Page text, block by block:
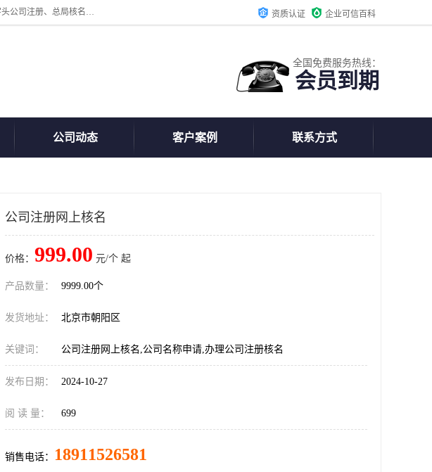
北京鲸叹号企业管理发展有限公司主营：北京公司名称注册、公司名称变更、公司名称去掉省市地域、国字头公司注册、中字头公司注册、总局核名注册等业务，全国统一热线电话：*。北京鲸叹号企业管理发展有限公司在职员工51人，我们有zui好的产品和技术团队，我们为客户提供较好的产品，良好的技术支持，健全的售后服务。 资质认证 企业可信百科
全国免费服务热线：
会员到期
公司动态 客户案例 联系方式
公司注册网上核名
价格： 999.00 元/个 起
产品数量： 9999.00个
发货地址： 北京市朝阳区
关键词： 公司注册网上核名,公司名称申请,办理公司注册核名
发布日期： 2024-10-27
阅 读 量： 699
销售电话： 18911526581